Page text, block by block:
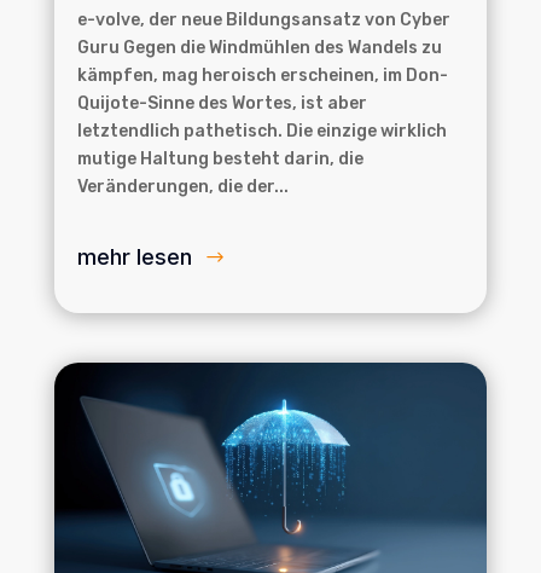
e-volve, der neue Bildungsansatz von Cyber
Guru Gegen die Windmühlen des Wandels zu
kämpfen, mag heroisch erscheinen, im Don-
Quijote-Sinne des Wortes, ist aber
letztendlich pathetisch. Die einzige wirklich
mutige Haltung besteht darin, die
Veränderungen, die der...
mehr lesen